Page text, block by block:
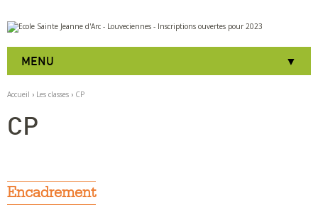
Aller
au
contenu.
à
navigation
Outils
personnels
MENU
Accueil › Les classes › CP
CP
Encadrement